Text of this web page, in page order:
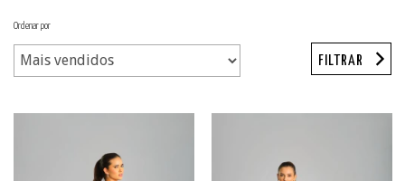
Ordenar por
FILTRAR